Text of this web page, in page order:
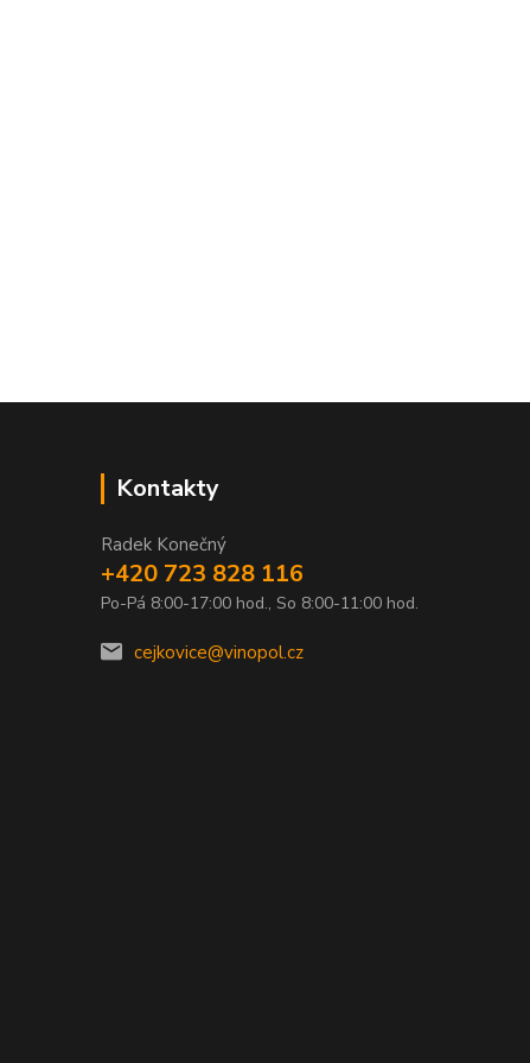
Kontakty
Radek Konečný
+420 723 828 116
Po-Pá 8:00-17:00 hod., So 8:00-11:00 hod.
cejkovice@vinopol.cz